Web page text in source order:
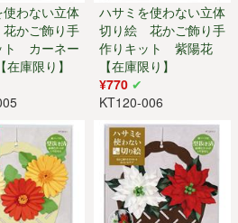
わない立体
かご飾り手
ト カーネー
庫限り】
ハサミを使わない立体
切り絵 花かご飾り手
作りキット 紫陽花
【在庫限り】
¥770
KT120-006